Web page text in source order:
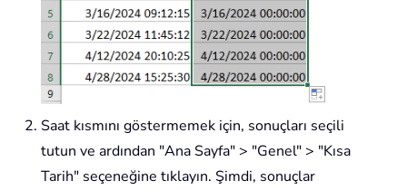
Saat kısmını göstermemek için, sonuçları seçili
tutun ve ardından "Ana Sayfa" > "Genel" > "Kısa
Tarih" seçeneğine tıklayın. Şimdi, sonuçlar